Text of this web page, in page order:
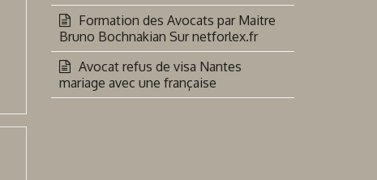
Formation des Avocats par Maitre
Bruno Bochnakian Sur netforlex.fr
Avocat refus de visa Nantes
mariage avec une française